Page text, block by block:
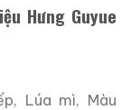
Hưng Guyue
Lúa mì, Màu